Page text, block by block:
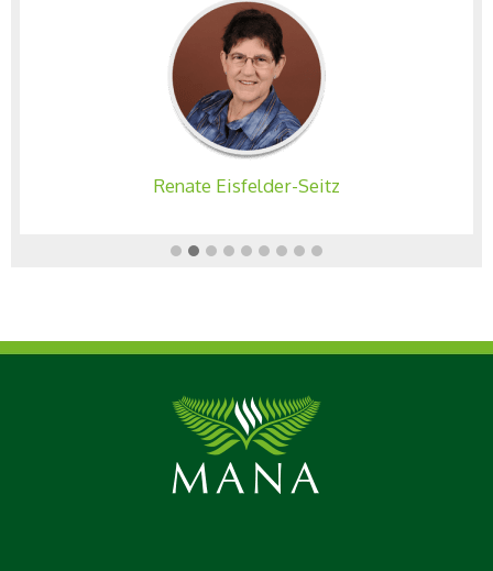
MANA-Verlag: Wie sind Sie darauf gekommen,
dieses Buch zu schreiben?
Silke Schranz und Christian Wüstenberg: Der
MANA-Verlag hat uns angesprochen und wir haben
begeistert ja gesagt!
MANA-Verlag: War es schwer das Buch zu schreiben
und wer hat Ihnen geholfen?
Silke Schranz und Christian Wüstenberg: Schwer
MANA-Verlag: Wo und wie schreiben Sie?
Rotwein.
Silke Schranz und Christian Wüstenberg: Die Natur,
die Weite, die Einsamkeit, boxende Kängurus, die
Vogelkonzerte am frühen Morgen, um nur einige von
1.000 schönen Dingen zu nennen.
Renate Eisfelder-Seitz